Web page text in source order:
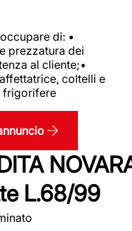
di: •
prezzatura dei
al cliente;•
coltelli e
frigorifere
L.68/99